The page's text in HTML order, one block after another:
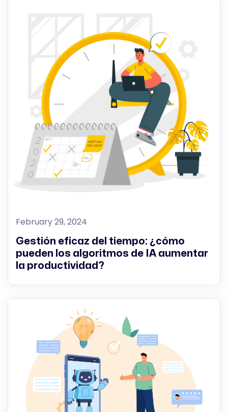
February 29, 2024
Gestión eficaz del tiempo: ¿cómo
pueden los algoritmos de IA aumentar
la productividad?